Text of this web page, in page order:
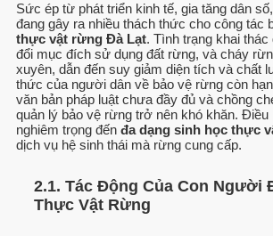
Sức ép từ phát triển kinh tế, gia tăng dân
đang gây ra nhiều thách thức cho công tác
thực vật rừng Đà Lạt. Tình trạng khai
đổi mục đích sử dụng đất rừng, và cháy
xuyên, dẫn đến suy giảm diện tích và chất
thức của người dân về bảo vệ rừng còn
văn bản pháp luật chưa đầy đủ và chồng
quản lý bảo vệ rừng trở nên khó khăn.
nghiêm trọng đến đa dạng sinh học thực
dịch vụ hệ sinh thái mà rừng cung cấp.
2.1. Tác Động Của Con Người
Thực Vật Rừng